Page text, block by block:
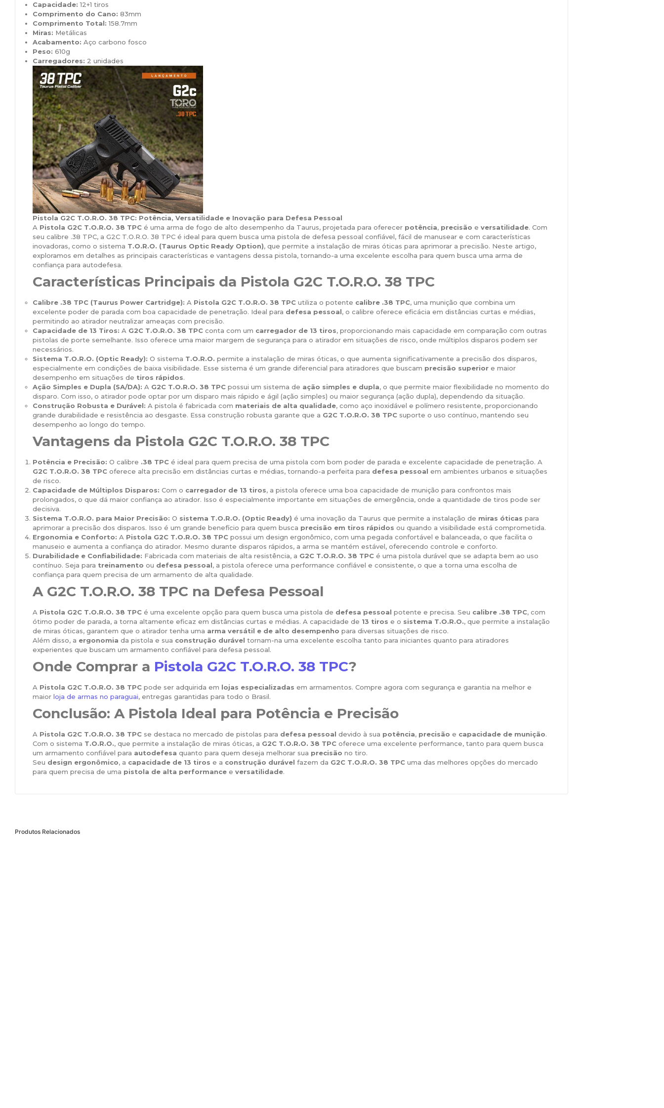
Capacidade: 12+1 tiros
Comprimento do Cano: 83mm
Comprimento Total: 158.7mm
Miras: Metálicas
Acabamento: Aço carbono fosco
Peso: 610g
Carregadores: 2 unidades
Pistola G2C T.O.R.O. 38 TPC: Potência, Versatilidade e Inovação para Defesa Pessoal
A Pistola G2C T.O.R.O. 38 TPC é uma arma de fogo de alto desempenho da Taurus, projetada para oferecer potência, precisão e versatilidade. Com
seu calibre .38 TPC, a G2C T.O.R.O. 38 TPC é ideal para quem busca uma pistola de defesa pessoal confiável, fácil de manusear e com características
inovadoras, como o sistema T.O.R.O. (Taurus Optic Ready Option), que permite a instalação de miras óticas para aprimorar a precisão. Neste artigo,
exploramos em detalhes as principais características e vantagens dessa pistola, tornando-a uma excelente escolha para quem busca uma arma de
confiança para autodefesa.
Características Principais da Pistola G2C T.O.R.O. 38 TPC
Calibre .38 TPC (Taurus Power Cartridge): A Pistola G2C T.O.R.O. 38 TPC utiliza o potente calibre .38 TPC, uma munição que combina um
excelente poder de parada com boa capacidade de penetração. Ideal para defesa pessoal, o calibre oferece eficácia em distâncias curtas e médias,
permitindo ao atirador neutralizar ameaças com precisão.
Capacidade de 13 Tiros: A G2C T.O.R.O. 38 TPC conta com um carregador de 13 tiros, proporcionando mais capacidade em comparação com outras
pistolas de porte semelhante. Isso oferece uma maior margem de segurança para o atirador em situações de risco, onde múltiplos disparos podem ser
necessários.
Sistema T.O.R.O. (Optic Ready): O sistema T.O.R.O. permite a instalação de miras óticas, o que aumenta significativamente a precisão dos disparos,
especialmente em condições de baixa visibilidade. Esse sistema é um grande diferencial para atiradores que buscam precisão superior e maior
desempenho em situações de tiros rápidos.
Ação Simples e Dupla (SA/DA): A G2C T.O.R.O. 38 TPC possui um sistema de ação simples e dupla, o que permite maior flexibilidade no momento do
disparo. Com isso, o atirador pode optar por um disparo mais rápido e ágil (ação simples) ou maior segurança (ação dupla), dependendo da situação.
Construção Robusta e Durável: A pistola é fabricada com materiais de alta qualidade, como aço inoxidável e polímero resistente, proporcionando
grande durabilidade e resistência ao desgaste. Essa construção robusta garante que a G2C T.O.R.O. 38 TPC suporte o uso contínuo, mantendo seu
desempenho ao longo do tempo.
Vantagens da Pistola G2C T.O.R.O. 38 TPC
Potência e Precisão: O calibre .38 TPC é ideal para quem precisa de uma pistola com bom poder de parada e excelente capacidade de penetração. A
G2C T.O.R.O. 38 TPC oferece alta precisão em distâncias curtas e médias, tornando-a perfeita para defesa pessoal em ambientes urbanos e situações
de risco.
Capacidade de Múltiplos Disparos: Com o carregador de 13 tiros, a pistola oferece uma boa capacidade de munição para confrontos mais
prolongados, o que dá maior confiança ao atirador. Isso é especialmente importante em situações de emergência, onde a quantidade de tiros pode ser
decisiva.
Sistema T.O.R.O. para Maior Precisão: O sistema T.O.R.O. (Optic Ready) é uma inovação da Taurus que permite a instalação de miras óticas para
aprimorar a precisão dos disparos. Isso é um grande benefício para quem busca precisão em tiros rápidos ou quando a visibilidade está comprometida.
Ergonomia e Conforto: A Pistola G2C T.O.R.O. 38 TPC possui um design ergonômico, com uma pegada confortável e balanceada, o que facilita o
manuseio e aumenta a confiança do atirador. Mesmo durante disparos rápidos, a arma se mantém estável, oferecendo controle e conforto.
Durabilidade e Confiabilidade: Fabricada com materiais de alta resistência, a G2C T.O.R.O. 38 TPC é uma pistola durável que se adapta bem ao uso
contínuo. Seja para treinamento ou defesa pessoal, a pistola oferece uma performance confiável e consistente, o que a torna uma escolha de
confiança para quem precisa de um armamento de alta qualidade.
A G2C T.O.R.O. 38 TPC na Defesa Pessoal
A Pistola G2C T.O.R.O. 38 TPC é uma excelente opção para quem busca uma pistola de defesa pessoal potente e precisa. Seu calibre .38 TPC, com
ótimo poder de parada, a torna altamente eficaz em distâncias curtas e médias. A capacidade de 13 tiros e o sistema T.O.R.O., que permite a instalação
de miras óticas, garantem que o atirador tenha uma arma versátil e de alto desempenho para diversas situações de risco.
Além disso, a ergonomia da pistola e sua construção durável tornam-na uma excelente escolha tanto para iniciantes quanto para atiradores
experientes que buscam um armamento confiável para defesa pessoal.
Onde Comprar a Pistola G2C T.O.R.O. 38 TPC?
A Pistola G2C T.O.R.O. 38 TPC pode ser adquirida em lojas especializadas em armamentos. Compre agora com segurança e garantia na melhor e
maior loja de armas no paraguai, entregas garantidas para todo o Brasil.
Conclusão: A Pistola Ideal para Potência e Precisão
A Pistola G2C T.O.R.O. 38 TPC se destaca no mercado de pistolas para defesa pessoal devido à sua potência, precisão e capacidade de munição.
Com o sistema T.O.R.O., que permite a instalação de miras óticas, a G2C T.O.R.O. 38 TPC oferece uma excelente performance, tanto para quem busca
um armamento confiável para autodefesa quanto para quem deseja melhorar sua precisão no tiro.
Seu design ergonômico, a capacidade de 13 tiros e a construção durável fazem da G2C T.O.R.O. 38 TPC uma das melhores opções do mercado
para quem precisa de uma pistola de alta performance e versatilidade.
Produtos Relacionados